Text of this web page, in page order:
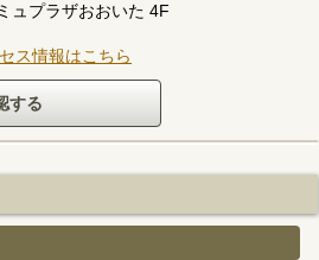
ュプラザおおいた 4F
ス情報はこちら